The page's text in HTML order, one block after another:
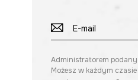
Administratorem
Możesz w każdym